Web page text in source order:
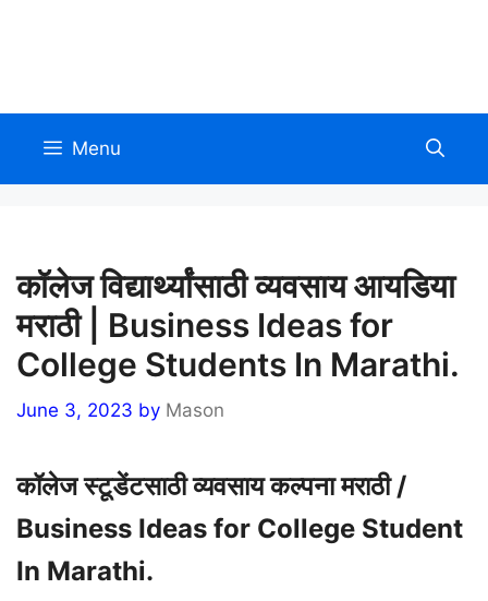
Menu
कॉलेज विद्यार्थ्यांसाठी व्यवसाय आयडिया
मराठी | Business Ideas for
College Students In Marathi.
June 3, 2023 by Mason
कॉलेज स्टूडेंटसाठी व्यवसाय कल्पना मराठी /
Business Ideas for College Student
In Marathi.